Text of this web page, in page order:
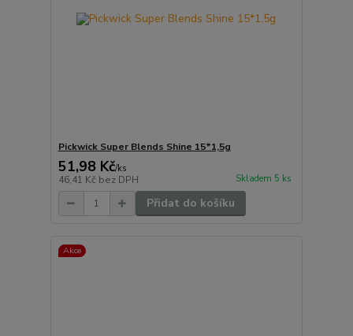
Pickwick Super Blends Shine 15*1,5g
51,98 Kč/ks
46,41 Kč bez DPH Skladem 5 ks
Přidat do košíku
Akce